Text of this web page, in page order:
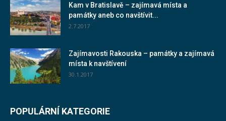
Kam v Bratislavě – zajímavá místa a
památky aneb co navštívit...
2.7.2017
Zajímavosti Rakouska – památky a zajímavá
místa k navštívení
30.1.2017
POPULÁRNÍ KATEGORIE